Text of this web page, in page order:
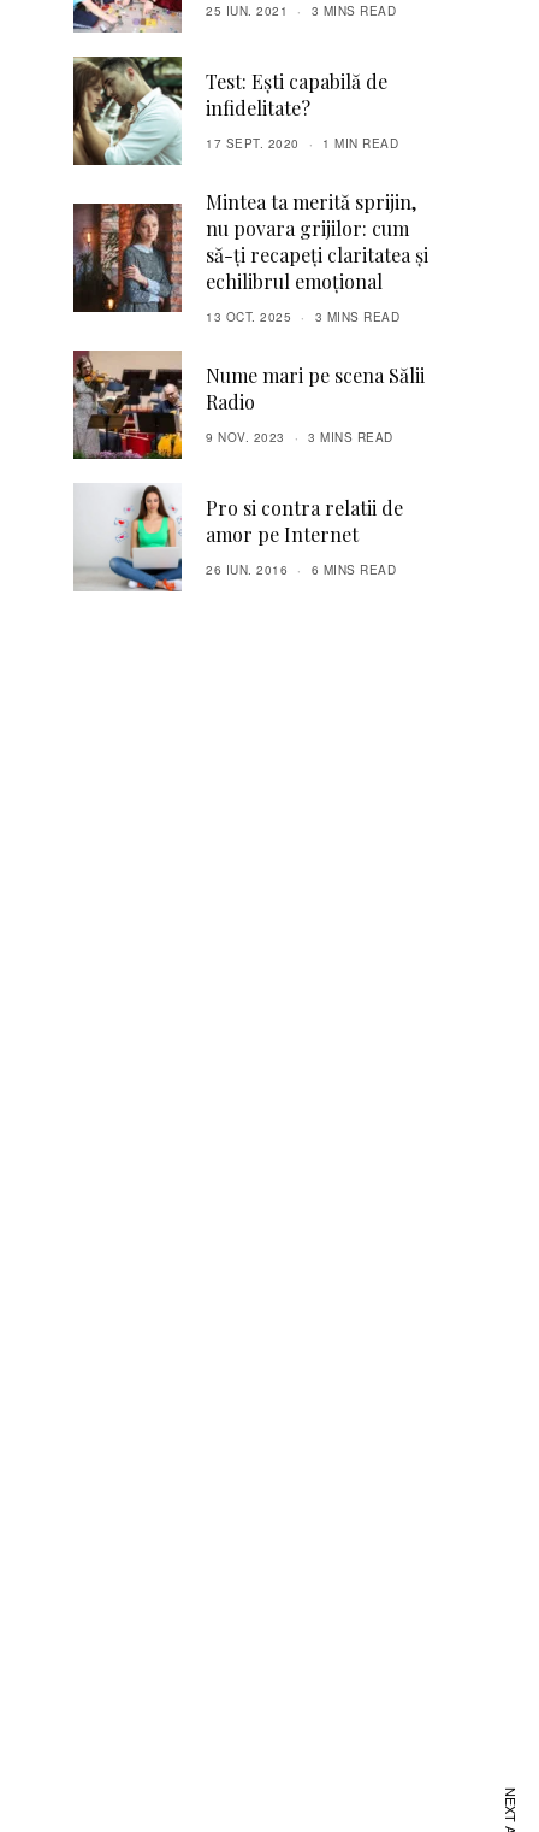
25 IUN. 2021 3 MINS READ
Test: Ești capabilă de
infidelitate?
17 SEPT. 2020 1 MIN READ
Mintea ta merită sprijin,
nu povara grijilor: cum
să-ți recapeți claritatea și
echilibrul emoțional
13 OCT. 2025 3 MINS READ
Nume mari pe scena Sălii
Radio
9 NOV. 2023 3 MINS READ
Pro si contra relatii de
amor pe Internet
26 IUN. 2016 6 MINS READ